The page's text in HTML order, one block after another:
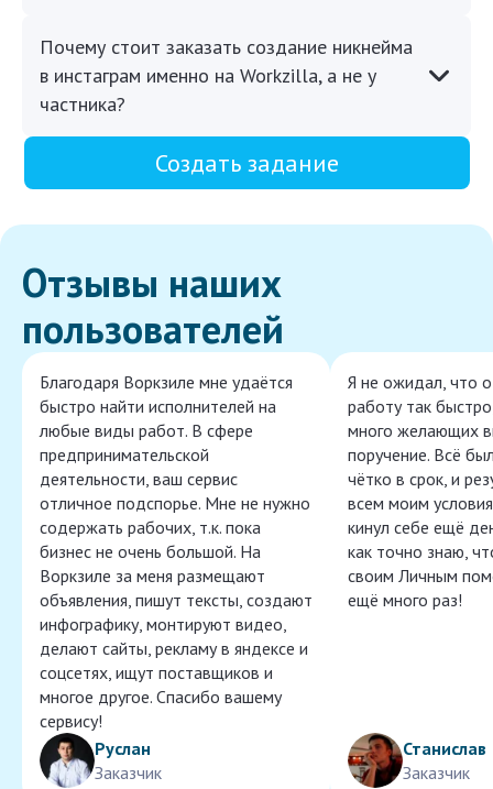
Почему стоит заказать создание никнейма
в инстаграм именно на Workzilla, а не у
частника?
Создать задание
Отзывы наших
пользователей
Благодаря Воркзиле мне удаётся
быстро найти исполнителей на
любые виды работ. В сфере
предпринимательской
деятельности, ваш сервис
отличное подспорье. Мне не нужно
содержать рабочих, т.к. пока
бизнес не очень большой. На
Воркзиле за меня размещают
объявления, пишут тексты, создают
инфографику, монтируют видео,
делают сайты, рекламу в яндексе и
соцсетях, ищут поставщиков и
многое другое. Спасибо вашему
сервису!
Руслан
Заказчик
Я не ожидал, что
работу так
много желающих
поручение. Всё
чётко в срок, и
всем моим
кинул себе ещё
как точно знаю,
своим Личным
ещё много раз!
Станислав
Заказчик